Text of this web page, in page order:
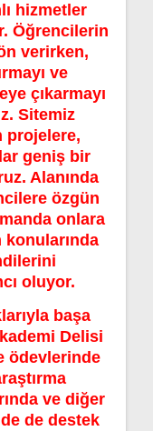
hizmetler
Öğrencilerin
verirken,
ve
çıkarmayı
Sitemiz
projelere,
geniş bir
Alanında
özgün
onlara
konularında
oluyor.
başa
Delisi
ödevlerinde
ve diğer
de destek